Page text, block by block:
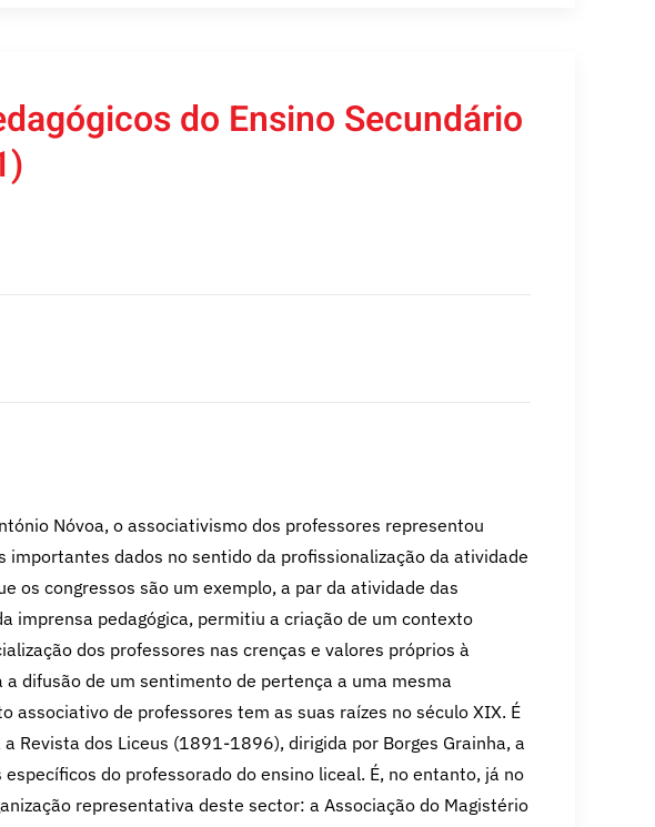
do Ensino Secundário
Nóvoa, o associativismo dos professores representou
importantes dados no sentido da profissionalização da atividade
os congressos são um exemplo, a par da atividade das
imprensa pedagógica, permitiu a criação de um contexto
dos professores nas crenças e valores próprios à
difusão de um sentimento de pertença a uma mesma
associativo de professores tem as suas raízes no século XIX. É
Revista dos Liceus (1891-1896), dirigida por Borges Grainha, a
do professorado do ensino liceal. É, no entanto, já no
representativa deste sector: a Associação do Magistério